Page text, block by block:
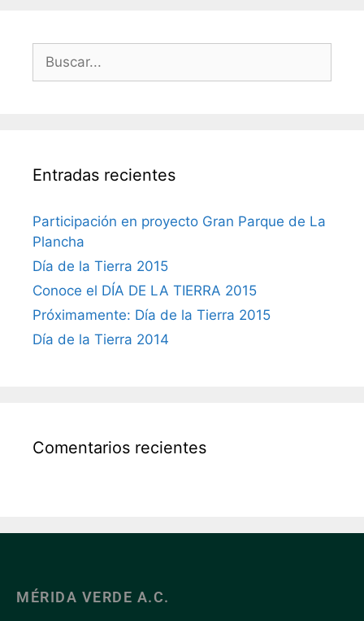
Entradas recientes
Participación en proyecto Gran Parque de La
Plancha
Día de la Tierra 2015
Conoce el DÍA DE LA TIERRA 2015
Próximamente: Día de la Tierra 2015
Día de la Tierra 2014
Comentarios recientes
MÉRIDA VERDE A.C.